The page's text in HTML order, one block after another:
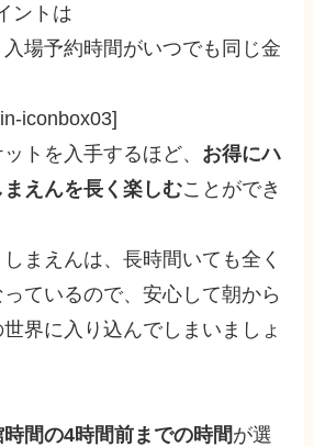
ントは
入場予約時間がいつでも同じ金
iconbox03]
トを入手するほど、 お得にハ
えんを長く楽しむことができ
まえんは、長時間いても全く
ているので、安心して朝から
界に入り込んでしまいましょ
時間の4時間前までの時間が選